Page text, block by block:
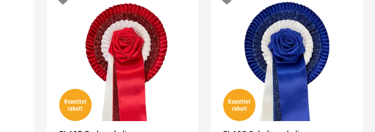
Kvantitet
rabatt
Kvantitet
rabatt